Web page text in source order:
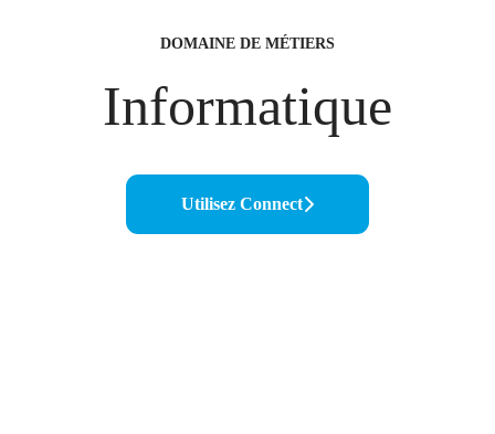
DOMAINE DE MÉTIERS
Informatique
Utilisez Connect